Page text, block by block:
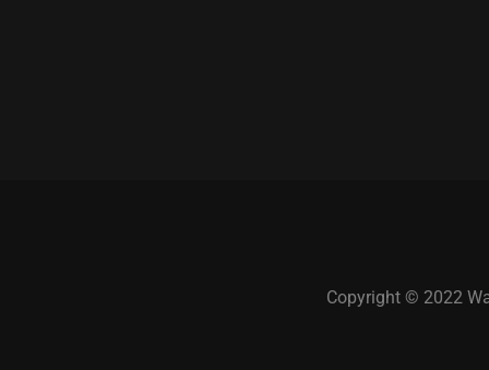
Copyright © 2022